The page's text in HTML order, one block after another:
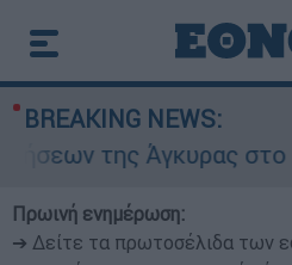
BREAKING NEWS:
στο Αιγαίο:
Πρωινή ενημέρωση:
➔ Δείτε τα πρωτοσέλιδα των